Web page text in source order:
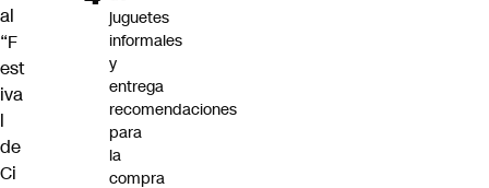
al
“F
est
iva
l
de
Ci
juguetes
informales
y
entrega
recomendaciones
para
la
compra